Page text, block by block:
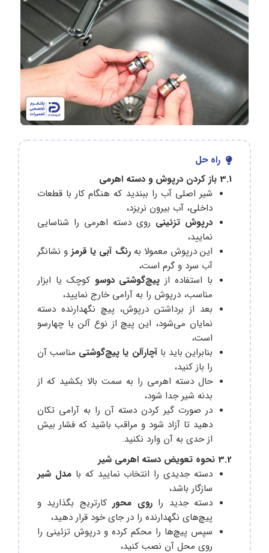
راه حل
3.1 باز کردن درپوش و دسته اهرمی
شیر اصلی آب را ببندید که هنگام کار با قطعات
داخلی، آب بیرون نریزد،
درپوش تزئینی روی دسته اهرمی را شناسایی
نمایید،
این درپوش معمولا بهرنگ آبی یا قرمزو نشانگر
آب سرد و گرم است،
با استفاده از پیچ‌گوشتی دوسو کوچک یا ابزار
مناسب، درپوش را به آرامی خارج نمایید،
بعد از برداشتن درپوش، پیچ‌ نگهدارنده دسته
نمایان می‌شود، این پیچ از نوع آلن یا چهارسو
است،
بنابراین باید باآچارآلن یا پیچ‌گوشتی مناسب آن
را باز کنید،
حال دسته اهرمی را به سمت بالا بکشید که از
بدنه شیر جدا شود،
در صورت گیر کردن دسته آن را به آرامی تکان
دهید تا آزاد شود و مراقب باشید که فشار بیش
از حدی به آن وارد نکنید.
3.2 نحوه تعویض دسته اهرمی شیر
دسته جدیدی را انتخاب نمایید که بامدل شیر
سازگار باشد،
دسته جدید راروی محورکارتریج بگذارید و
پیچ‌های نگهدارنده را در جای خود قرار دهید،
سپس پیچ‌ها را محکم کرده و درپوش تزئینی را
روی محل آن نصب کنید،